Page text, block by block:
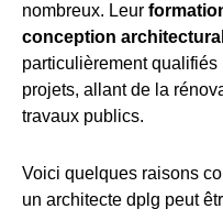
nombreux. Leur
conception
particulièrement
projets, allant de la
travaux publics.
Voici quelques raisons
un architecte dplg peut